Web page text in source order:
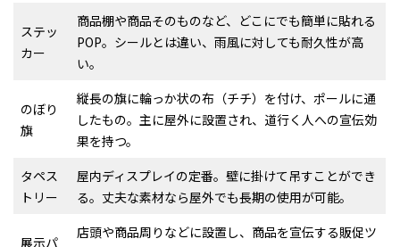
ステッ
カー
商品棚や商品そのものなど、どこにでも簡単に貼れる
POP。シールとは違い、雨風に対しても耐久性が高
い。
のぼり
旗
縦長の旗に輪っか状の布（チチ）を付け、ポールに通
したもの。主に屋外に設置され、道行く人への宣伝効
果を持つ。
タペス
トリー
屋内ディスプレイの定番。壁に掛けて吊すことができ
る。丈夫な素材なら屋外でも長期の使用が可能。
展示パ
店頭や商品周りなどに設置し、商品を宣伝する販促ツ